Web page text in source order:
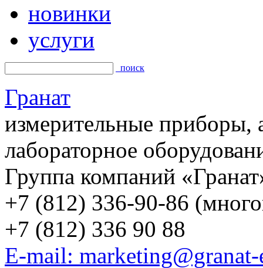
новинки
услуги
поиск
Гранат
измерительные приборы,
лабораторное
Группа компаний
+7 (812) 336-90-86
+7 (812) 336 90 88
E-mail: